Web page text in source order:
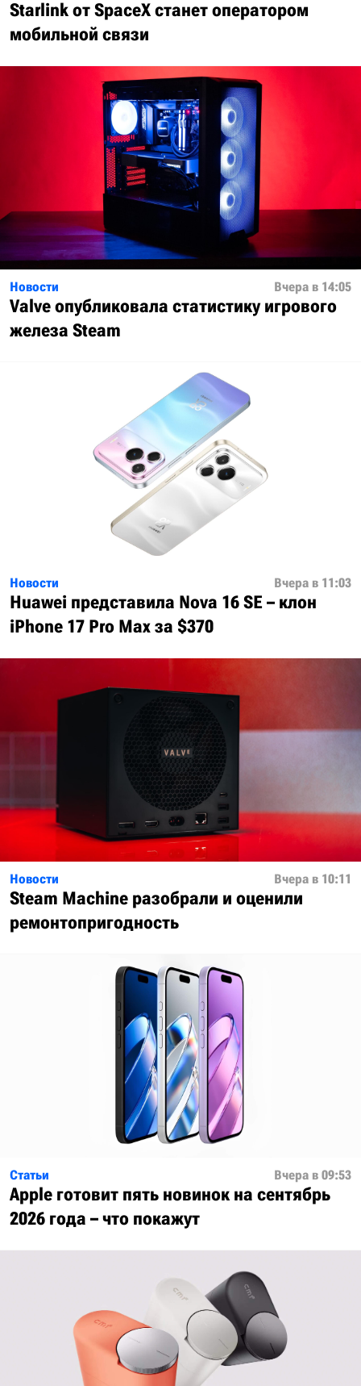
Starlink от SpaceX станет оператором
мобильной связи
Новости Вчера в 14:05
Valve опубликовала статистику игрового
железа Steam
Новости Вчера в 11:03
Huawei представила Nova 16 SE – клон
iPhone 17 Pro Max за $370
Новости Вчера в 10:11
Steam Machine разобрали и оценили
ремонтопригодность
Статьи Вчера в 09:53
Apple готовит пять новинок на сентябрь
2026 года – что покажут